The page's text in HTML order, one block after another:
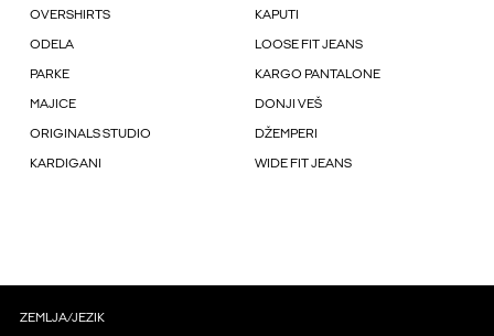
OVERSHIRTS KAPUTI
ODELA LOOSE FIT JEANS
PARKE KARGO PANTALONE
MAJICE DONJI VEŠ
ORIGINALS STUDIO DŽEMPERI
KARDIGANI WIDE FIT JEANS
ZEMLJA/JEZIK